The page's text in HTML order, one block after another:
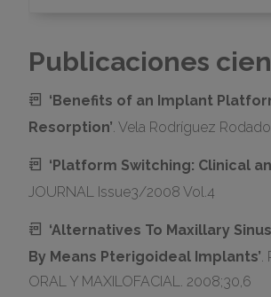
Publicaciones
‘Benefits of an Implant
Resorption’ . Vela Rodríguez
‘Platform Switching: Clinical
JOURNAL Issue3/2008 Vol.4
‘Alternatives To Maxillary
By Means Pterigoideal Implants’
ORAL Y MAXILOFACIAL. 2008;30,6